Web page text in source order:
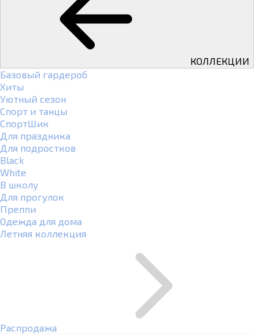
КОЛЛЕКЦИИ
Базовый гардероб
Хиты
Уютный сезон
Спорт и танцы
СпортШик
Для праздника
Для подростков
Black
White
В школу
Для прогулок
Преппи
Одежда для дома
Летняя коллекция
Распродажа